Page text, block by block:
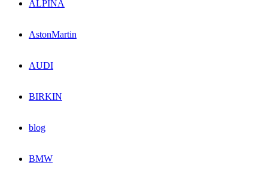
ALPINA
AstonMartin
AUDI
BIRKIN
blog
BMW